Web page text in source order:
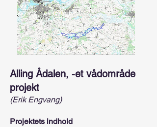
Alling Ådalen, -et vådområde
projekt
(Erik Engvang)
Projektets indhold